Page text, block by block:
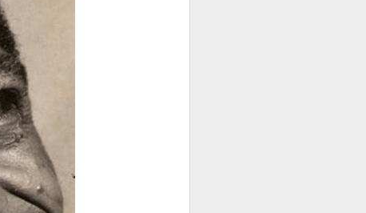
de História da
feminina nos meios de
Inácio Gonçalves. A